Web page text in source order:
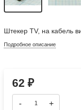
Штекер TV, на кабель
Подробное описание
62₽
- +